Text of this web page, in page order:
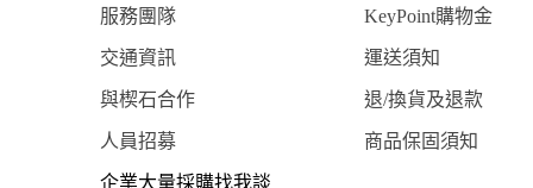
服務團隊 KeyPoint購物金
交通資訊 運送須知
與楔石合作 退/換貨及退款
人員招募 商品保固須知
企業大量採購找我談